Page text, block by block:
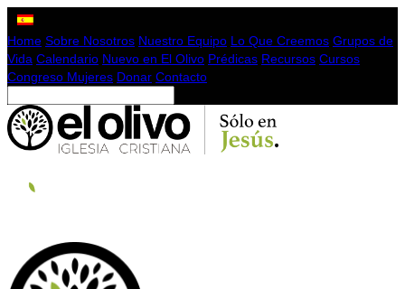
Home Sobre Nosotros Nuestro Equipo Lo Que Creemos Grupos de
Vida Calendario Nuevo en El Olivo Prédicas Recursos Cursos
Congreso Mujeres Donar Contacto